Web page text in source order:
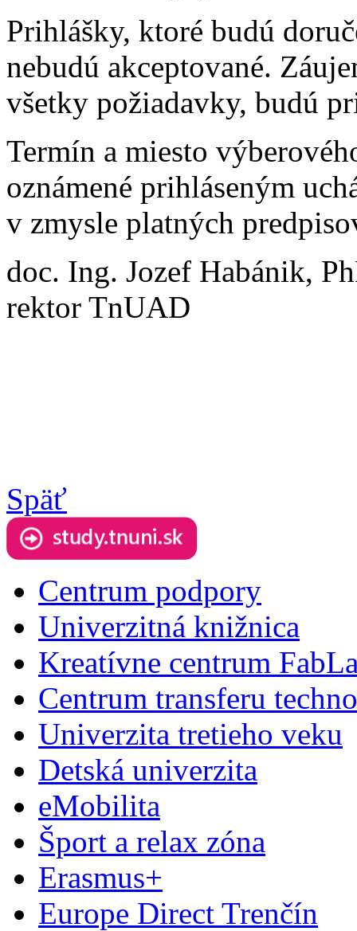
Prihlášky, ktoré budú
nebudú akceptované.
všetky požiadavky, budú
Termín a miesto
oznámené prihláseným
v zmysle platných
doc. Ing. Jozef Habánik,
rektor TnUAD
Späť
Centrum podpory
Univerzitná knižnica
Kreatívne centrum
Centrum transferu
Univerzita tretieho veku
Detská univerzita
eMobilita
Šport a relax zóna
Erasmus+
Europe Direct Trenčín